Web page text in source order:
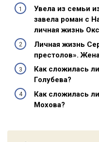
Увела из семьи
завела роман с
личная жизнь
Личная жизнь
престолов».
Как сложилась
Голубева?
Как сложилась
Мохова?